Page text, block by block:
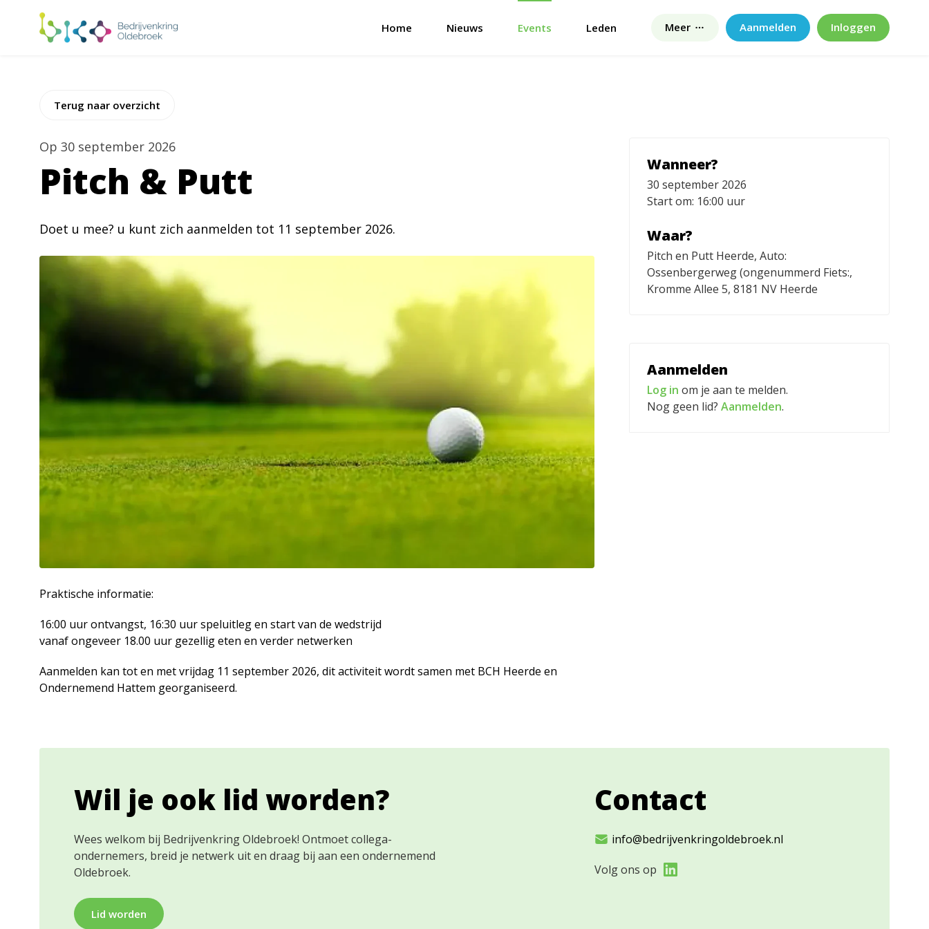
Home Nieuws Events Leden Meer Aanmelden Inloggen
Terug naar overzicht
Op 30 september 2026
Pitch & Putt
Doet u mee? u kunt zich aanmelden tot 11 september 2026.
Praktische informatie:
16:00 uur ontvangst, 16:30 uur speluitleg en start van de wedstrijd
vanaf ongeveer 18.00 uur gezellig eten en verder netwerken
Aanmelden kan tot en met vrijdag 11 september 2026, dit activiteit wordt samen met BCH Heerde en
Ondernemend Hattem georganiseerd.
Wanneer?
30 september 2026
Start om: 16:00 uur
Waar?
Pitch en Putt Heerde, Auto:
Ossenbergerweg (ongenummerd Fiets:,
Kromme Allee 5, 8181 NV Heerde
Aanmelden
Log in om je aan te melden.
Nog geen lid?Aanmelden.
Wil je ook lid worden?
Wees welkom bij Bedrijvenkring Oldebroek! Ontmoet collega-
ondernemers, breid je netwerk uit en draag bij aan een ondernemend
Oldebroek.
Lid worden
Contact
info@bedrijvenkringoldebroek.nl
Volg ons op